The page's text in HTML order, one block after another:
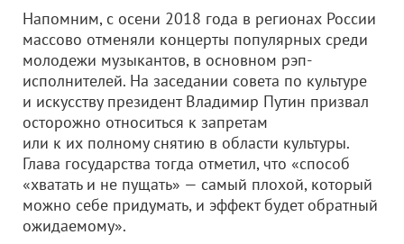
Напомним, с осени 2018 года в регионах России
массово отменяли концерты популярных среди
молодежи музыкантов, в основном рэп-
исполнителей. На заседании совета по культуре
и искусству президент Владимир Путин призвал
осторожно относиться к запретам
или к их полному снятию в области культуры.
Глава государства тогда отметил, что «способ
«хватать и не пущать» — самый плохой, который
можно себе придумать, и эффект будет обратный
ожидаемому».